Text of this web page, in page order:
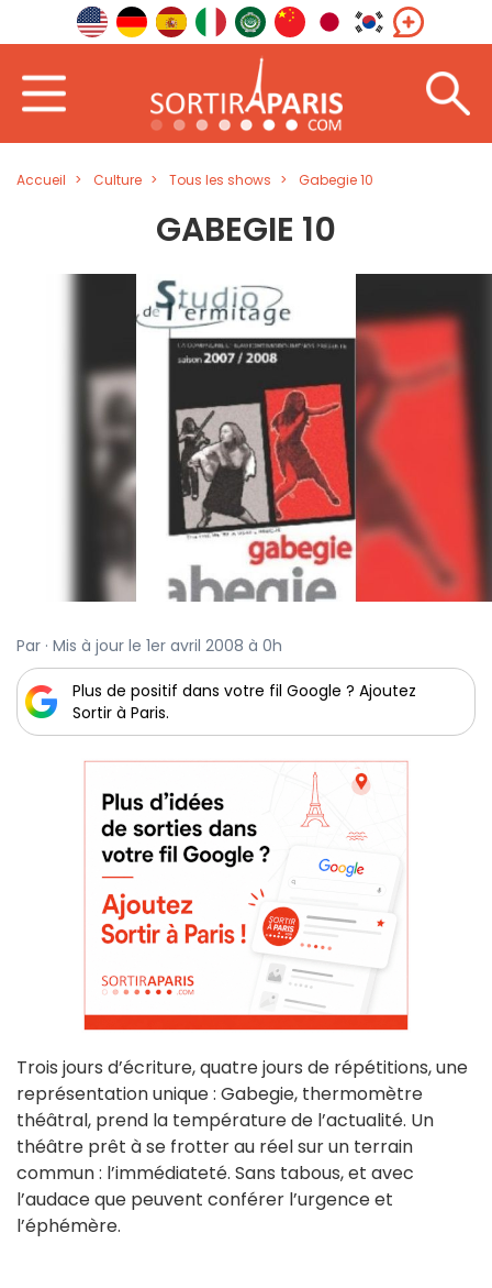
Accueil Culture Tous les shows Gabegie 10
GABEGIE 10
Par · Mis à jour le 1er avril 2008 à 0h
Plus de positif dans votre fil Google ? Ajoutez
Sortir à Paris.
Trois jours d’écriture, quatre jours de répétitions, une
représentation unique : Gabegie, thermomètre
théâtral, prend la température de l’actualité. Un
théâtre prêt à se frotter au réel sur un terrain
commun : l’immédiateté. Sans tabous, et avec
l’audace que peuvent conférer l’urgence et
l’éphémère.